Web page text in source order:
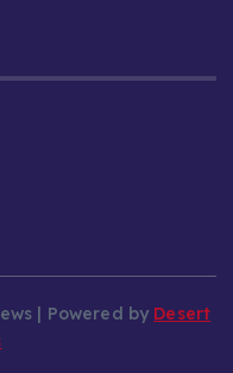
| Powered by Desert